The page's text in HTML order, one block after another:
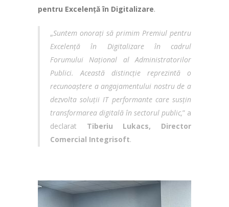
pentru Excelență în Digitalizare.
„Suntem onorați să primim Premiul pentru
Excelență în Digitalizare în cadrul
Forumului Național al Administratorilor
Publici. Această distincție reprezintă o
recunoaștere a angajamentului nostru de a
dezvolta soluții IT performante care susțin
transformarea digitală în sectorul public,” a
declarat Tiberiu Lukacs, Director
Comercial Integrisoft.